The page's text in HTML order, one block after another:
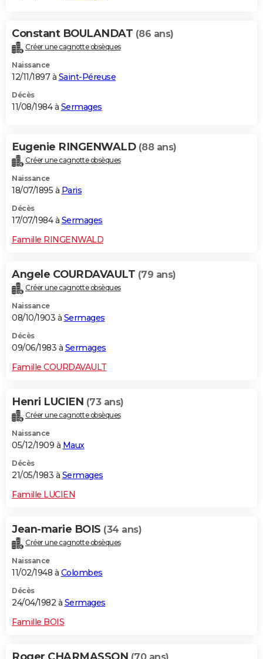
Constant BOULANDAT (86 ans)
Créer une cagnotte obsèques
Naissance
12/11/1897 à Saint-Péreuse
Décès
11/08/1984 à Sermages
Eugenie RINGENWALD (88 ans)
Créer une cagnotte obsèques
Naissance
18/07/1895 à Paris
Décès
17/07/1984 à Sermages
Famille RINGENWALD
Angele COURDAVAULT (79 ans)
Créer une cagnotte obsèques
Naissance
08/10/1903 à Sermages
Décès
09/06/1983 à Sermages
Famille COURDAVAULT
Henri LUCIEN (73 ans)
Créer une cagnotte obsèques
Naissance
05/12/1909 à Maux
Décès
21/05/1983 à Sermages
Famille LUCIEN
Jean-marie BOIS (34 ans)
Créer une cagnotte obsèques
Naissance
11/02/1948 à Colombes
Décès
24/04/1982 à Sermages
Famille BOIS